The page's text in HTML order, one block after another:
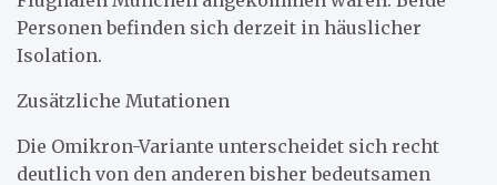
Personen befinden sich derzeit in häuslicher
Isolation.
Zusätzliche Mutationen
Die Omikron-Variante unterscheidet sich recht
deutlich von den anderen bisher bedeutsamen